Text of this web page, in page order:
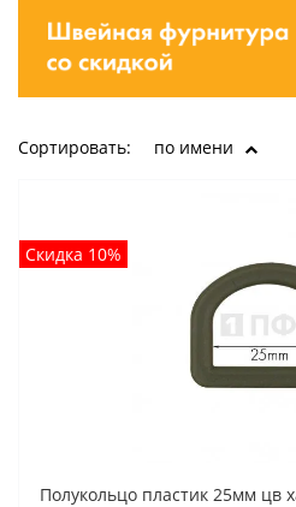
Сортировать: по имени
Скидка 10%
Полукольцо пластик 25мм цв